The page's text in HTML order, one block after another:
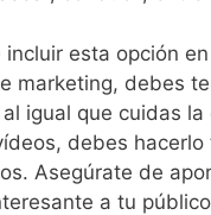
incluir esta opción
marketing, debes
igual que cuidas la
debes hacerlo
Asegúrate de
a tu